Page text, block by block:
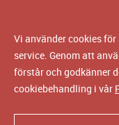
Vi använder cookies
service. Genom att
förstår och godkänner
cookiebehandling i vår